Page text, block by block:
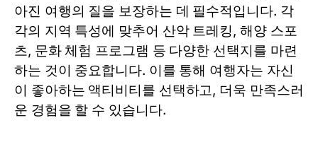
아진 여행의 질을 보장하는 데 필수적입니다. 각
각의 지역 특성에 맞추어 산악 트레킹, 해양 스포
츠, 문화 체험 프로그램 등 다양한 선택지를 마련
하는 것이 중요합니다. 이를 통해 여행자는 자신
이 좋아하는 액티비티를 선택하고, 더욱 만족스러
운 경험을 할 수 있습니다.